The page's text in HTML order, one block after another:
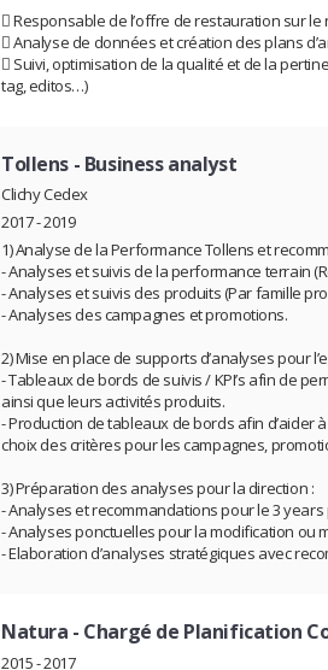
 Responsable de l’offre de restauration sur le
 Analyse de données et création des plans
 Suivi, optimisation de la qualité et de la
tag, editos…)
Tollens - Business analyst
Clichy Cedex
2017 - 2019
1) Analyse de la Performance Tollens et
- Analyses et suivis de la performance terrain
- Analyses et suivis des produits (Par famille
- Analyses des campagnes et promotions.
2) Mise en place de supports d’analyses pour
- Tableaux de bords de suivis / KPI’s afin de
ainsi que leurs activités produits.
- Production de tableaux de bords afin d’aider
choix des critères pour les campagnes,
3) Préparation des analyses pour la direction :
- Analyses et recommandations pour le 3 years
- Analyses ponctuelles pour la modification ou
- Elaboration d’analyses stratégiques avec
Natura - Chargé de Planification
2015 - 2017